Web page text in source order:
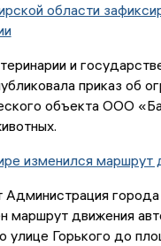
области
и
приказ об
объекта ООО
изменился
Администрация
маршрут движения
улице Горького до